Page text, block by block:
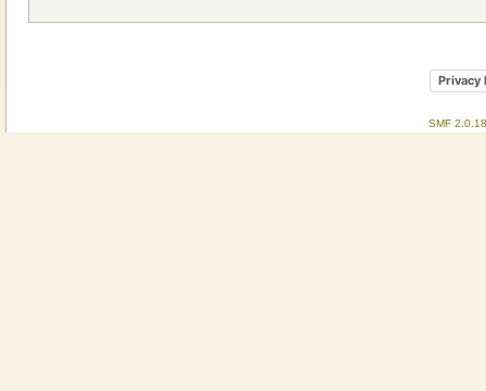
Privacy
SMF 2.0.18